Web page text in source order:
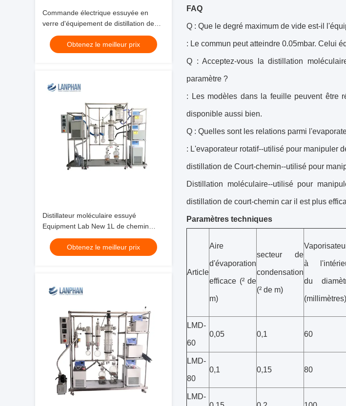
Commande électrique essuyée en
verre d'équipement de distillation de
Obtenez le meilleur prix
Distillateur moléculaire essuyé
Equipment Lab New 1L de chemin
court de film
Obtenez le meilleur prix
FAQ
Q : Que le degré maximum de vide est-il
: Le commun peut atteindre 0.05mbar. Celui
Q : Acceptez-vous la distillation
paramètre ?
: Les modèles dans la feuille peuvent être
disponible aussi bien.
Q : Quelles sont les relations parmi
: L'evaporateur rotatif--utilisé pour manipuler
distillation de Court-chemin--utilisé pour
Distillation moléculaire--utilisé pour
distillation de court-chemin car il est plus
Paramètres techniques
Article
Aire
d'évaporation
efficace (² de
m)
secteur de
condensation
(² de m)
à
du
(millimètres)
LMD-
60
0,05 0,1 60
LMD-
80
0,1 0,15 80
LMD-